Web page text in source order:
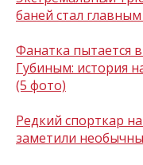
баней стал
Фанатка пытается
Губиным: история
(5 фото)
Редкий спорткар
заметили